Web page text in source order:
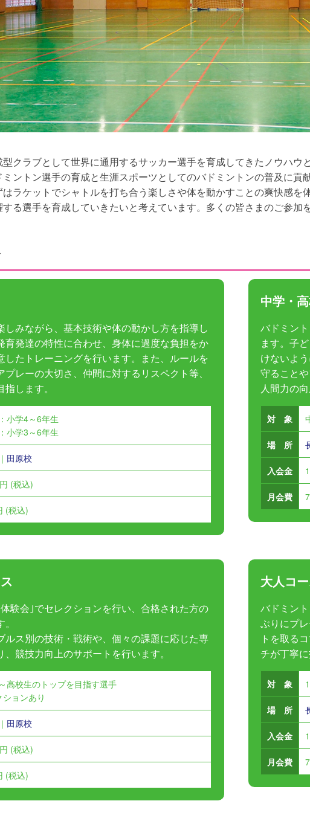
クラブとして世界に通用するサッカー選手を育成してきたノウハ
ントン選手の育成と生涯スポーツとしてのバドミントンの普及に貢
ラケットでシャトルを打ち合う楽しさや体を動かすことの爽快感
る選手を育成していきたいと考えています。多くの皆さまのご参加
しみながら、基本技術や体の動かし方を指導し
育発達の特性に合わせ、身体に過度な負担をか
したトレーニングを行います。また、ルールを
レーの大切さ、仲間に対するリスペクト等、
します。
小学4～6年生
小学3～6年生
｜ 田原校
(税込)
(税込)
中学・
バドミン
ます。子
けないよ
守ること
人間力の
対 象
場 所
入会金
月会費
験会｣でセレクションを行い、合格された方の
ルス別の技術・戦術や、個々の課題に応じた専
競技力向上のサポートを行います。
高校生のトップを目指す選手
ョンあり
｜ 田原校
(税込)
(税込)
大人コ
バドミン
ぶりにプ
トを取る
チが丁寧に
対 象
場 所
入会金
月会費